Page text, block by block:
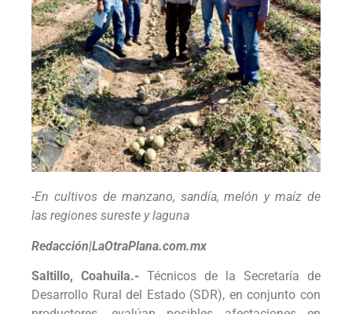
-En cultivos de manzano, sandía, melón y maíz de
las regiones sureste y laguna
Redacción|LaOtraPlana.com.mx
Saltillo, Coahuila.- Técnicos de la Secretaría de
Desarrollo Rural del Estado (SDR), en conjunto con